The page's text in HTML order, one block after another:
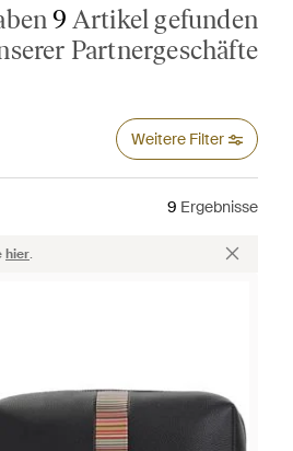
9 Artikel gefunden
Partnergeschäfte
Weitere Filter
9 Ergebnisse
hier.